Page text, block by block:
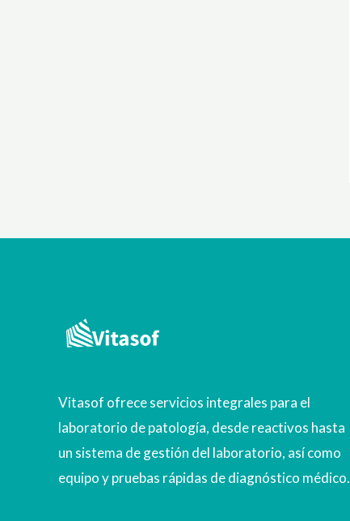
Vitasof ofrece servicios integrales para el
laboratorio de patología, desde reactivos hasta
un sistema de gestión del laboratorio, así como
equipo y pruebas rápidas de diagnóstico médico.